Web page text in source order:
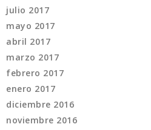
julio 2017
mayo 2017
abril 2017
marzo 2017
febrero 2017
enero 2017
diciembre 2016
noviembre 2016